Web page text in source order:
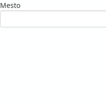
Mesto